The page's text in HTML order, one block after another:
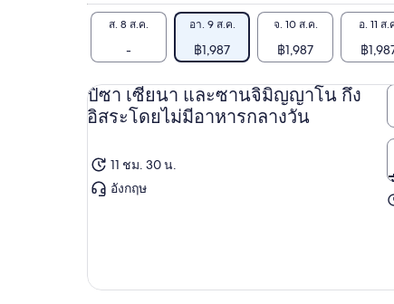
ผู้ใหญ่
คน
ส. 8 ส.ค.
-
อา. 9 ส.ค.
฿1,987
จ. 10 ส.ค.
฿1,987
อ. 11 ส.
฿
ปิซา เซียนา และซานจิมิญญาโน กึ่ง
อิสระโดยไม่มีอาหารกลางวัน
11 ชม. 30 น.
อังกฤษ